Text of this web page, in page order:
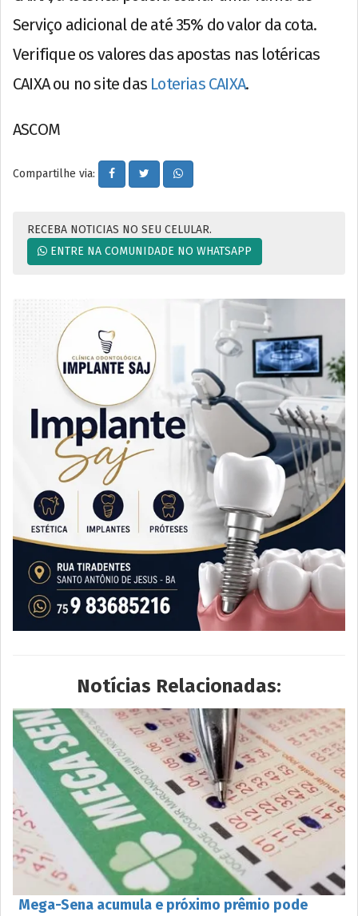
Serviço adicional de até 35% do valor da cota.
Verifique os valores das apostas nas lotéricas
CAIXA ou no site das Loterias CAIXA.
ASCOM
Compartilhe via:
RECEBA NOTICIAS NO SEU CELULAR.
ENTRE NA COMUNIDADE NO WHATSAPP
Notícias Relacionadas:
Mega-Sena acumula e próximo prêmio pode